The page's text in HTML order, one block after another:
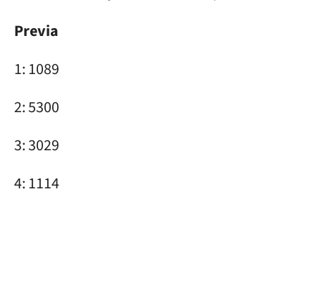
Previa
1: 1089
2: 5300
3: 3029
4: 1114